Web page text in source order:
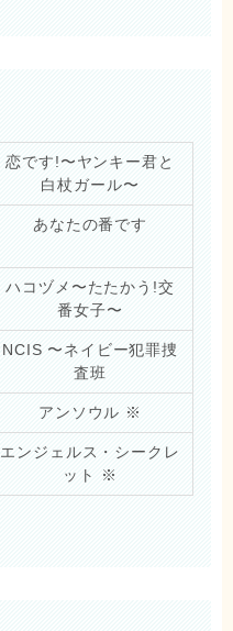
恋です!〜ヤンキー君と
白杖ガール〜
あなたの番です
ハコヅメ〜たたかう!交
番女子〜
NCIS 〜ネイビー犯罪捜
査班
アンソウル ※
エンジェルス・シークレ
ット ※